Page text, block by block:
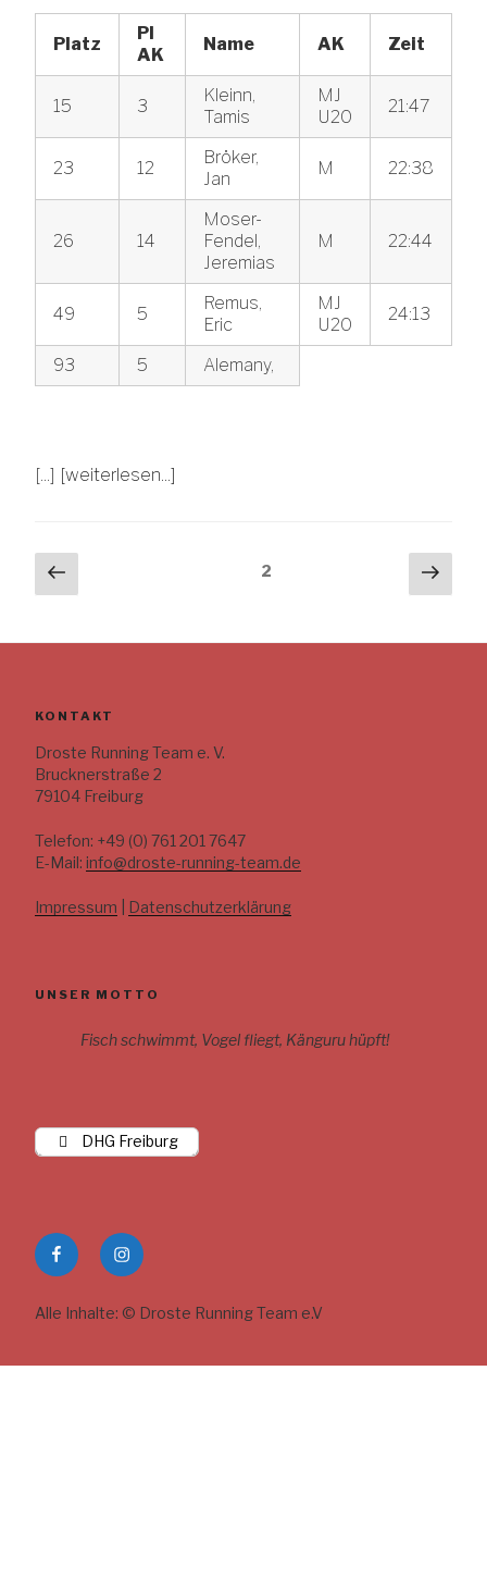
Platz
Pl
AK
Name AK Zeit
15 3
Kleinn,
Tamis
MJ
U20
21:47
23 12
Bröker,
Jan
M 22:38
26 14
Moser-
Fendel,
Jeremias
M 22:44
49 5
Remus,
Eric
MJ
U20
24:13
93 5 Alemany,
[...] [weiterlesen...]
Beitragsnavigation
Vorherige
Seite
2
KONTAKT
Droste Running Team e. V.
Brucknerstraße 2
79104 Freiburg
Telefon: +49 (0) 761 201 7647
E-Mail: info@droste-running-team.de
Impressum Datenschutzerklärung
UNSER MOTTO
Fisch schwimmt, Vogel fliegt, Känguru hüpft!
DHG Freiburg
DRT
auf
DRT
auf
Alle Inhalte: © Droste Running Team e.V